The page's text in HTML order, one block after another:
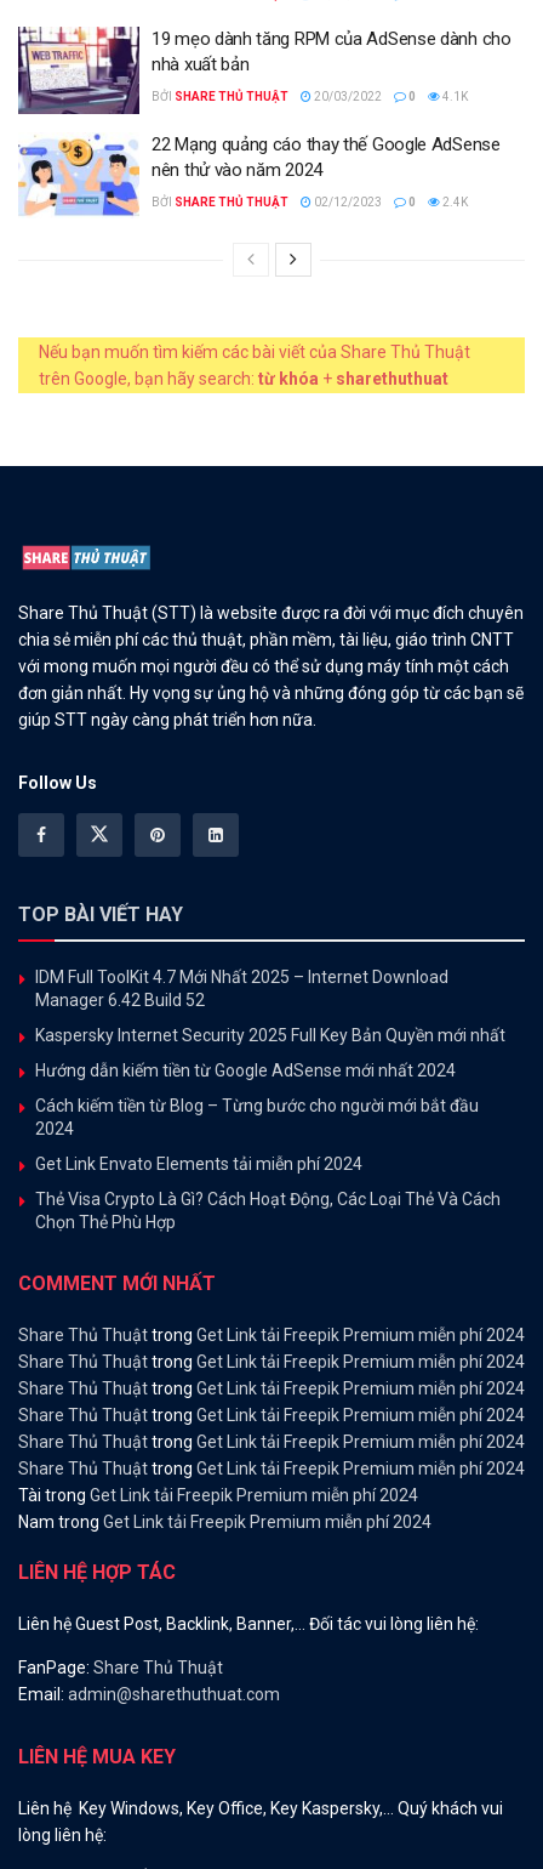
19 mẹo dành tăng RPM của AdSense dành cho
nhà xuất bản
BỞI SHARE THỦ THUẬT 20/03/2022 0 4.1K
22 Mạng quảng cáo thay thế Google AdSense
nên thử vào năm 2024
BỞI SHARE THỦ THUẬT 02/12/2023 0 2.4K
Nếu bạn muốn tìm kiếm các bài viết của Share Thủ Thuật
trên Google, bạn hãy search: từ khóa + sharethuthuat
Share Thủ Thuật (STT) là website được ra đời với mục đích chuyên
chia sẻ miễn phí các thủ thuật, phần mềm, tài liệu, giáo trình CNTT
với mong muốn mọi người đều có thể sử dụng máy tính một cách
đơn giản nhất. Hy vọng sự ủng hộ và những đóng góp từ các bạn sẽ
giúp STT ngày càng phát triển hơn nữa.
Follow Us
TOP BÀI VIẾT HAY
IDM Full ToolKit 4.7 Mới Nhất 2025 – Internet Download
Manager 6.42 Build 52
Kaspersky Internet Security 2025 Full Key Bản Quyền mới nhất
Hướng dẫn kiếm tiền từ Google AdSense mới nhất 2024
Cách kiếm tiền từ Blog – Từng bước cho người mới bắt đầu
2024
Get Link Envato Elements tải miễn phí 2024
Thẻ Visa Crypto Là Gì? Cách Hoạt Động, Các Loại Thẻ Và Cách
Chọn Thẻ Phù Hợp
COMMENT MỚI NHẤT
Share Thủ Thuậttrong Get Link tải Freepik Premium miễn phí 2024
Share Thủ Thuậttrong Get Link tải Freepik Premium miễn phí 2024
Share Thủ Thuậttrong Get Link tải Freepik Premium miễn phí 2024
Share Thủ Thuậttrong Get Link tải Freepik Premium miễn phí 2024
Share Thủ Thuậttrong Get Link tải Freepik Premium miễn phí 2024
Share Thủ Thuậttrong Get Link tải Freepik Premium miễn phí 2024
Tài trong Get Link tải Freepik Premium miễn phí 2024
Nam trong Get Link tải Freepik Premium miễn phí 2024
LIÊN HỆ HỢP TÁC
Liên hệ Guest Post, Backlink, Banner,… Đối tác vui lòng liên hệ:
FanPage: Share Thủ Thuật
Email: admin@sharethuthuat.com
LIÊN HỆ MUA KEY
Liên hệ Key Windows, Key Office, Key Kaspersky,… Quý khách vui
lòng liên hệ: